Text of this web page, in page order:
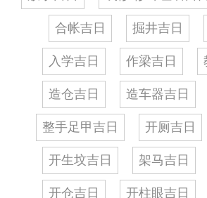
合帐吉日 掘井吉日
入学吉日 作梁吉日
造仓吉日 造车器吉日
整手足甲吉日 开厕吉日
开生坟吉日 架马吉日
开仓吉日 开柱眼吉日